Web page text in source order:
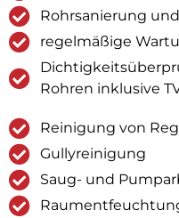
Rohrsanierung
regelmäßige
Rohren inklusive
Reinigung von
Gullyreinigung
Saug- und